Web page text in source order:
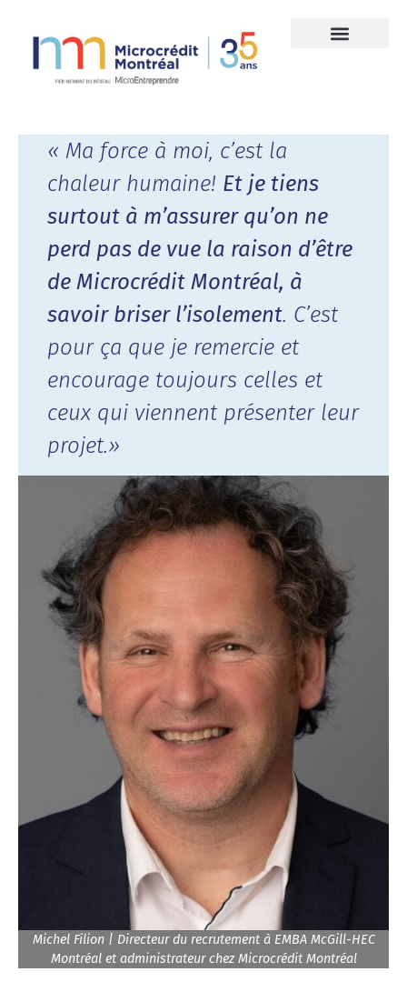
« Ma force à moi, c’est la
chaleur humaine! Et je tiens
surtout à m’assurer qu’on ne
perd pas de vue la raison d’être
de Microcrédit Montréal, à
savoir briser l’isolement. C’est
pour ça que je remercie et
encourage toujours celles et
ceux qui viennent présenter leur
projet.»
Michel Filion | Directeur du recrutement à EMBA McGill-HEC
Montréal et administrateur chez Microcrédit Montréal